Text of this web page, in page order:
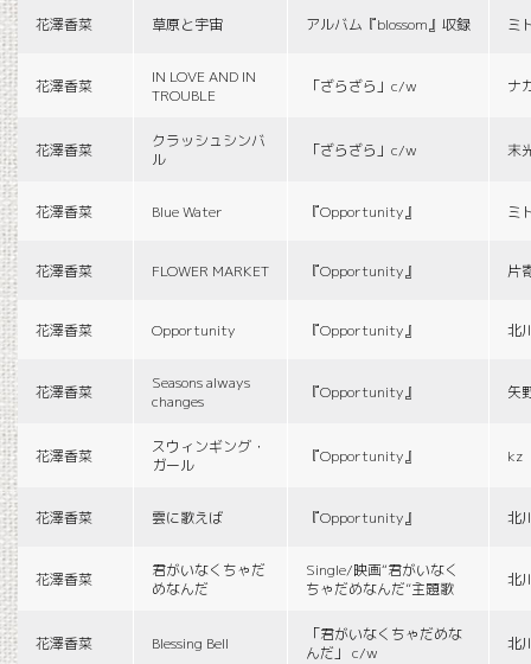
花澤香菜 草原と宇宙 アルバム『blossom』収録 ミ
花澤香菜
IN LOVE AND IN
TROUBLE
「ざらざら」c/w ナ
花澤香菜
クラッシュシンバ
ル
「ざらざら」c/w 末
花澤香菜 Blue Water 『Opportunity』 ミ
花澤香菜 FLOWER MARKET 『Opportunity』 片
花澤香菜 Opportunity 『Opportunity』 北
花澤香菜
Seasons always
changes
『Opportunity』 矢
花澤香菜
スウィンギング・
ガール
『Opportunity』 kz
花澤香菜 雲に歌えば 『Opportunity』 北
花澤香菜
君がいなくちゃだ
めなんだ
Single/映画“君がいなく
ちゃだめなんだ”主題歌
北
花澤香菜 Blessing Bell
「君がいなくちゃだめな
んだ」 c/w
北